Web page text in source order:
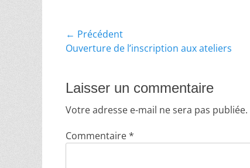
Navigation
de
l’article
← Précédent
Article
Ouverture de l’inscription aux ateliers
Laisser un commentaire
Votre adresse e-mail ne sera pas publiée.
Commentaire*